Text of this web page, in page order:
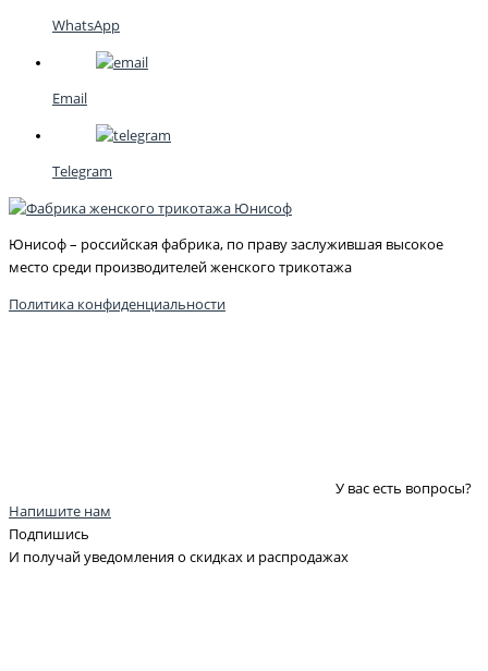
WhatsApp
Email
Telegram
Юнисоф – российская фабрика, по праву заслужившая высокое
место среди производителей женского трикотажа
Политика конфиденциальности
У вас есть вопросы?
Напишите нам
Подпишись
И получай уведомления о скидках и распродажах